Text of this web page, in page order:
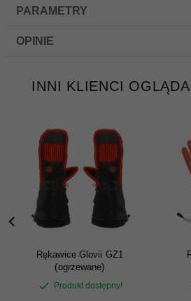
PARAMETRY
OPINIE
INNI KLIENCI
Rękawice Glovii GZ1
(ogrzewane)
Produkt dostępny!